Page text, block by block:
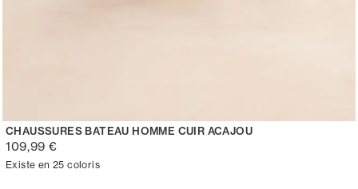
CHAUSSURES BATEAU HOMME CUIR ACAJOU
109,99 €
Existe en 25 coloris